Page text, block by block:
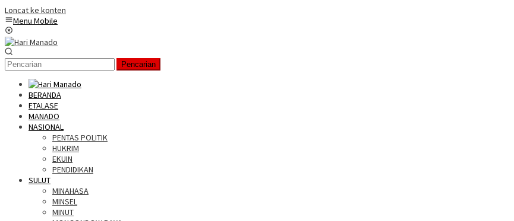
Loncat ke konten
Menu Mobile
Pencarian
BERANDA
ETALASE
MANADO
NASIONAL
PENTAS POLITIK
HUKRIM
EKUIN
PENDIDIKAN
SULUT
MINAHASA
MINSEL
MINUT